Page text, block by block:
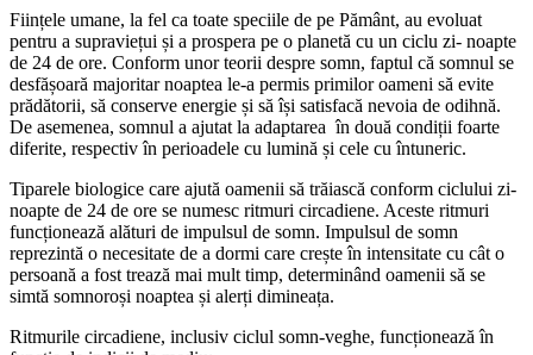
Ființele umane, la fel ca toate speciile de pe Pământ, au evoluat
pentru a supraviețui și a prospera pe o planetă cu un ciclu zi- noapte
de 24 de ore. Conform unor teorii despre somn, faptul că somnul se
desfășoară majoritar noaptea le-a permis primilor oameni să evite
prădătorii, să conserve energie și să își satisfacă nevoia de odihnă.
De asemenea, somnul a ajutat la adaptarea în două condiții foarte
diferite, respectiv în perioadele cu lumină și cele cu întuneric.
Tiparele biologice care ajută oamenii să trăiască conform ciclului zi-
noapte de 24 de ore se numesc ritmuri circadiene. Aceste ritmuri
funcționează alături de impulsul de somn. Impulsul de somn
reprezintă o necesitate de a dormi care crește în intensitate cu cât o
persoană a fost trează mai mult timp, determinând oamenii să se
simtă somnoroși noaptea și alerți dimineața.
Ritmurile circadiene, inclusiv ciclul somn-veghe, funcționează în